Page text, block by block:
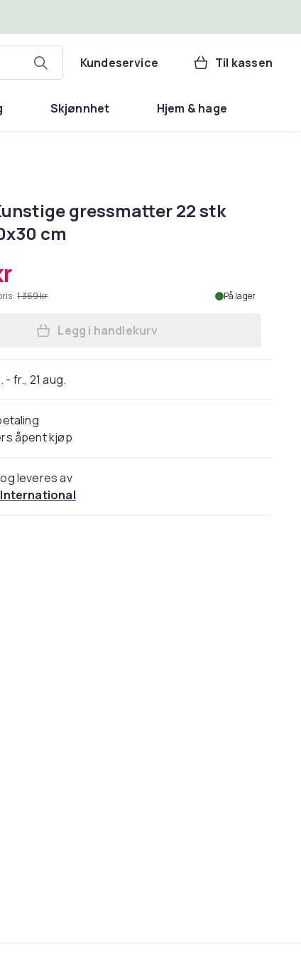
Kundeservice Til kassen
Skjønnhet Hjem & hage
gressmatter 22 stk
cm
1 369 kr På lager
Legg vidaXL Kunstige gressmatter
Legg i handlekurv
- fr., 21 aug.
åpent kjøp
leveres av
International